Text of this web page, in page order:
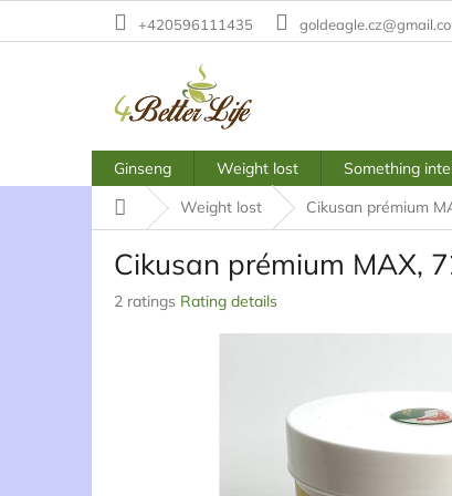
+420596111435
Ginseng Weight lost Something
Home Weight lost Cikusan prémium
Cikusan prémium MAX,
The
2 ratings Rating details